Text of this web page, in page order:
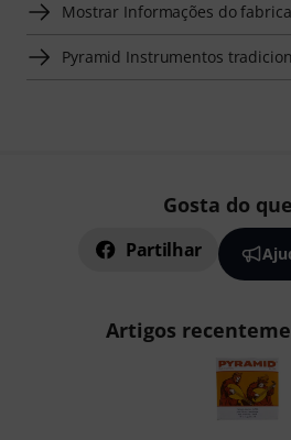
Mostrar Informações do
Pyramid Instrumentos
Gosta do
Partilhar
Artigos